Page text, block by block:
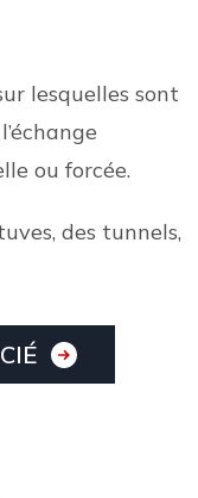
lesquelles sont
ou forcée.
des tunnels,